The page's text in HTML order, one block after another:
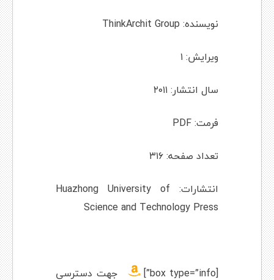
نویسنده: ThinkArchit Group
ویرایش: ۱
سال انتشار: ۲۰۱۱
فرمت: PDF
تعداد صفحه: ۳۱۶
انتشارات: Huazhong University of
Science and Technology Press
[box type=”info”]
جهت دسترسی